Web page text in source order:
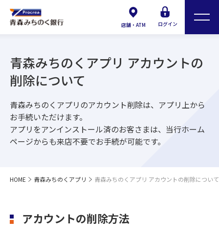
店舗・ATM ログイン
青森みちのくアプリ アカウントの
削除について
青森みちのくアプリのアカウント削除は、アプリ上から
お手続いただけます。
アプリをアンインストール済のお客さまは、当行ホーム
ページからも来店不要でお手続が可能です。
HOME 青森みちのくアプリ 青森みちのくアプリ アカウントの削除について
アカウントの削除方法